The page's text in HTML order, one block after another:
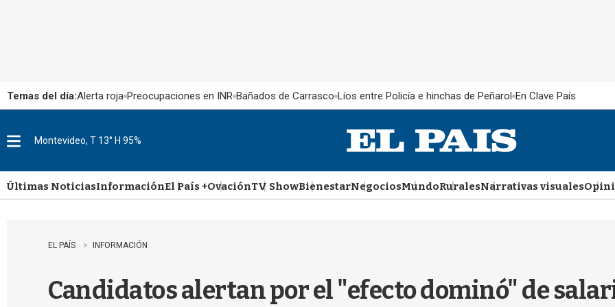
Temas del día:Alerta roja Preocupaciones en INR Bañados de Carrasco Líos entre Policía e hinchas de Peñarol En Clave País
u
Montevideo, T 13° H 95%
Últimas NoticiasInformaciónEl País +OvaciónTV ShowBienestarNegociosMundoRuralesNarrativas visuales
EL PAÍS INFORMACIÓN
Candidatos alertan por el "efecto dominó" de